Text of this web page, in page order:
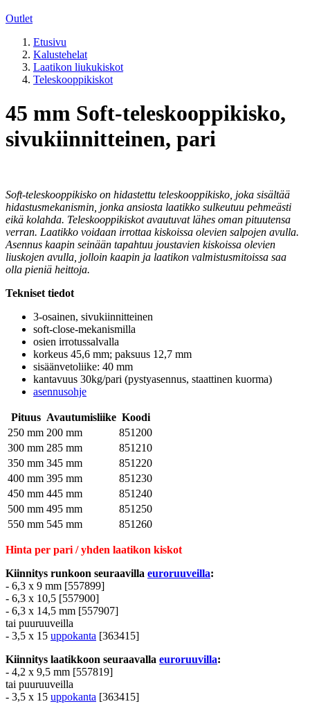
Outlet
Etusivu
Kalustehelat
Laatikon liukukiskot
Teleskooppikiskot
45 mm Soft-teleskooppikisko,
sivukiinnitteinen, pari
Soft-teleskooppikisko on hidastettu teleskooppikisko, joka sisältää
hidastusmekanismin, jonka ansiosta laatikko sulkeutuu pehmeästi
eikä kolahda. Teleskooppikiskot avautuvat lähes oman pituutensa
verran. Laatikko voidaan irrottaa kiskoissa olevien salpojen avulla.
Asennus kaapin seinään tapahtuu joustavien kiskoissa olevien
liuskojen avulla, jolloin kaapin ja laatikon valmistusmitoissa saa
olla pieniä heittoja.
Tekniset tiedot
3-osainen, sivukiinnitteinen
soft-close-mekanismilla
osien irrotussalvalla
korkeus 45,6 mm; paksuus 12,7 mm
sisäänvetoliike: 40 mm
kantavuus 30kg/pari (pystyasennus, staattinen kuorma)
asennusohje
Pituus Avautumisliike Koodi
250 mm 200 mm
851200
300 mm 285 mm
851210
350 mm 345 mm
851220
400 mm 395 mm
851230
450 mm 445 mm
851240
500 mm 495 mm
851250
550 mm 545 mm 851260
Hinta per pari / yhden laatikon kiskot
Kiinnitys runkoon seuraavilla euroruuveilla:
- 6,3 x 9 mm [557899]
- 6,3 x 10,5 [557900]
- 6,3 x 14,5 mm [557907]
tai puuruuveilla
- 3,5 x 15 uppokanta [363415]
Kiinnitys laatikkoon seuraavalla euroruuvilla:
- 4,2 x 9,5 mm [557819]
tai puuruuveilla
- 3,5 x 15 uppokanta [363415]